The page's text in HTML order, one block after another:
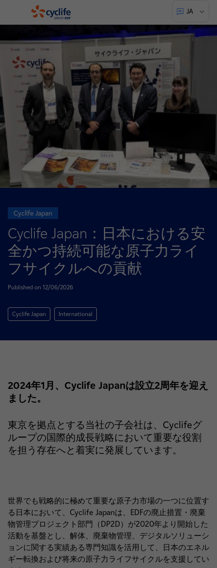
Cyclife
JA
Cyclife Japan
Cyclife Japan：日本における安
全かつ持続可能な原子力ライ
フサイクルへの貢献
Published on 12/06/2026
Cyclife Japan International
2024年1月、Cyclife Japanは設立2周年を迎え
ました。
東京を拠点とする当社の子会社は、Cyclifeグ
ループの国際的成長戦略において重要な役割
を担う存在へと着実に発展しています。
世界でも戦略的に極めて重要な原子力市場の一つに位置す
る日本において、Cyclife Japanは、EDFの廃止措置・廃棄
物管理プロジェクト部門（DP2D）が2020年より開始した
活動を基盤とし、解体、廃棄物管理、デジタルソリューシ
ョンに関する実績ある専門知識を活用して、日本のエネル
ギー転換および将来の原子力ライフサイクルを支援してい